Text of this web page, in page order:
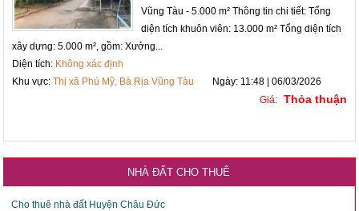
Vũng Tàu - 5.000 m² Thông tin chi tiết: Tổng
diện tích khuôn viên: 13.000 m² Tổng diện tích
xây dựng: 5.000 m², gồm: Xưởng...
Diện tích: Không xác định
Khu vực:Thị xã Phú Mỹ, Bà Rịa Vũng Tàu
Ngày: 11:48 | 06/03/2026
Giá: Thỏa thuận
NHÀ ĐẤT CHO THUÊ
Cho thuê nhà đất Huyện Châu Đức